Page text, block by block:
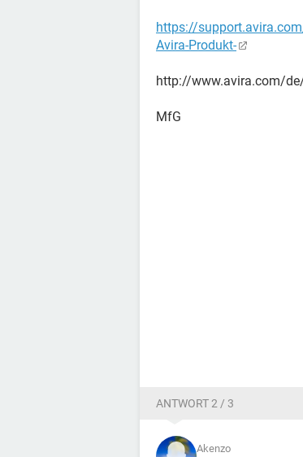
https://
Avira-Produkt-
http://www.avira.com/
MfG
ANTWORT 2 / 3
Akenzo